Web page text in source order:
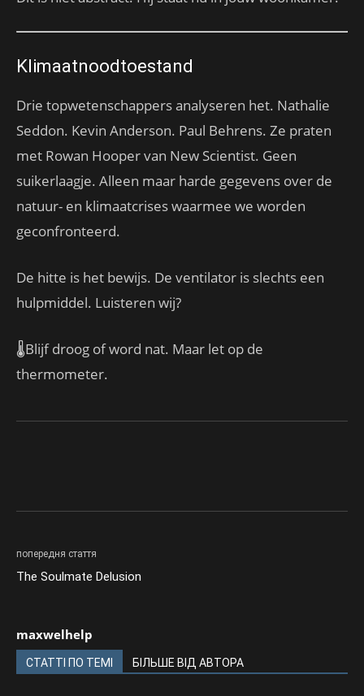
Klimaatnoodtoestand
Drie topwetenschappers analyseren het. Nathalie
Seddon. Kevin Anderson. Paul Behrens. Ze praten
met Rowan Hooper van New Scientist. Geen
suikerlaagje. Alleen maar harde gegevens over de
natuur- en klimaatcrises waarmee we worden
geconfronteerd.
De hitte is het bewijs. De ventilator is slechts een
hulpmiddel. Luisteren wij?
🌡️Blijf droog of word nat. Maar let op de
thermometer.
попередня стаття
The Soulmate Delusion
maxwelhelp
СТАТТІ ПО ТЕМІ БІЛЬШЕ ВІД АВТОРА